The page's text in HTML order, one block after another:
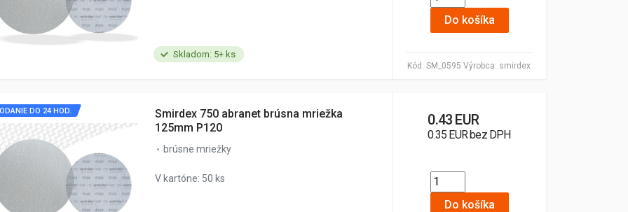
Skladom: 5+ ks
Kód: SM_0595 Výrobca: smirdex
Do košíka
DO 24 HOD.
Smirdex 750 abranet brúsna mriežka
125mm P120
brúsne mriežky
V kartóne: 50 ks
0.43 EUR
0.35 EUR bez DPH
Do košíka